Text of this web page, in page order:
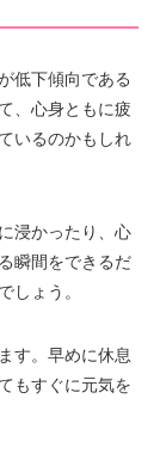
低下傾向である
、心身ともに疲
いるのかもしれ
浸かったり、心
瞬間をできるだ
しょう。
す。早めに休息
もすぐに元気を